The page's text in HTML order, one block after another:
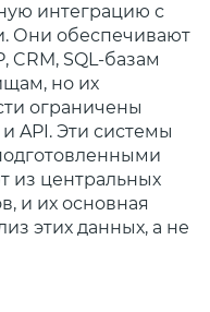
интеграцию с
Они обеспечивают
SQL-базам
но их
ограничены
API. Эти системы
из центральных
и их основная
этих данных, а не